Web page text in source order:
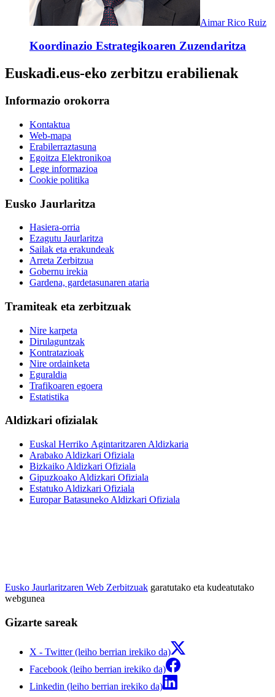
Aimar Rico Ruiz
Koordinazio Estrategikoaren Zuzendaritza
Euskadi.eus-eko zerbitzu erabilienak
Informazio orokorra
Kontaktua
Web-mapa
Erabilerraztasuna
Egoitza Elektronikoa
Lege informazioa
Cookie politika
Eusko Jaurlaritza
Hasiera-orria
Ezagutu Jaurlaritza
Sailak eta erakundeak
Arreta Zerbitzua
Gobernu irekia
Gardena, gardetasunaren ataria
Tramiteak eta zerbitzuak
Nire karpeta
Dirulaguntzak
Kontratazioak
Nire ordainketa
Eguraldia
Trafikoaren egoera
Estatistika
Aldizkari ofizialak
Euskal Herriko Agintaritzaren Aldizkaria
Arabako Aldizkari Ofiziala
Bizkaiko Aldizkari Ofiziala
Gipuzkoako Aldizkari Ofiziala
Estatuko Aldizkari Ofiziala
Europar Batasuneko Aldizkari Ofiziala
Eusko Jaurlaritzaren Web Zerbitzuak garatutako eta kudeatutako
webgunea
Gizarte sareak
X - Twitter (leiho berrian irekiko da)
Facebook (leiho berrian irekiko da)
Linkedin (leiho berrian irekiko da)